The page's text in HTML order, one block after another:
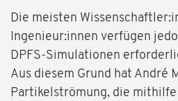
Die meisten
Ingenieur:innen verfügen
DPFS-Simulationen
Aus diesem Grund hat André
Partikelströmung, die mithilfe